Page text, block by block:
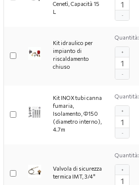
Cenetì, Capacità 15
L
-
Kit idraulico per
impianto di
riscaldamento
chiuso
Quantità:
-
+
Kit INOX tubi canna
fumaria,
Isolamento, Ф150
(diametro interno),
4.7m
Quantità:
-
+
Valvola di sicurezza
termica IMT, 3/4"
Quantità:
+